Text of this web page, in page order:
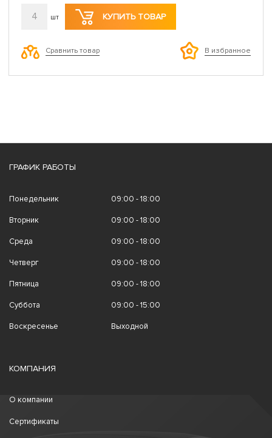
4 шт КУПИТЬ ТОВАР
Сравнить товар В избранное
ГРАФИК РАБОТЫ
Понедельник 09:00 - 18:00
Вторник 09:00 - 18:00
Среда 09:00 - 18:00
Четверг 09:00 - 18:00
Пятница 09:00 - 18:00
Суббота 09:00 - 15:00
Воскресенье Выходной
КОМПАНИЯ
О компании
Сертификаты